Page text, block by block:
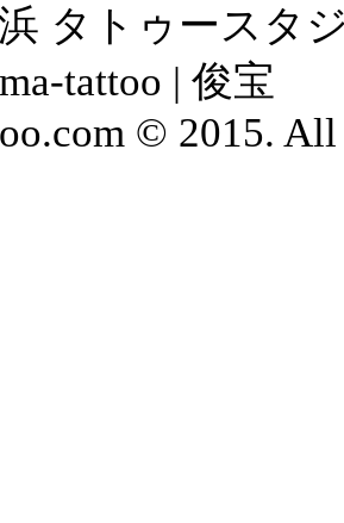
タトゥースタ
tattoo | 俊宝
© 2015. All